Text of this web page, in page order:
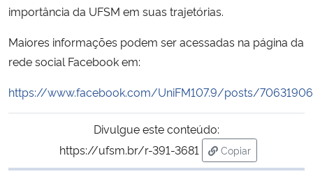
Ministério do Desenvolvimento Regional
Controladoria-Geral da União
Ministério da Mulher, da Família e dos Direitos Humanos
Secretaria de Governo
importância da UFSM em suas trajetórias.
Maiores informações podem ser acessadas na página da
rede social Facebook em:
https://www.facebook.com/UniFM107.9/posts/
Divulgue este conteúdo:
https://ufsm.br/r-391-3681
Copiar
para área de